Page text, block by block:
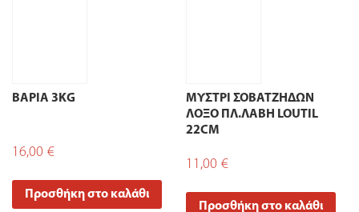
ΒΑΡΙΑ 3ΚG
16,00 €
Προσθήκη στο καλάθι
ΜΥΣΤΡΙ ΣΟΒΑΤΖΗΔΩΝ
ΛΟΞΟ ΠΛ.ΛΑΒΗ LOUTIL
22CM
11,00 €
Προσθήκη στο καλάθι